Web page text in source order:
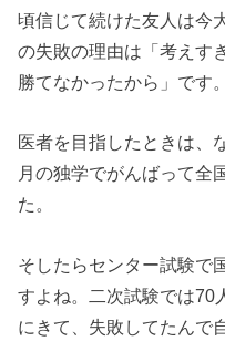
頃信じて続けた友人は今
の失敗の理由は「考えす
勝てなかったから」です。
医者を目指したときは、
月の独学でがんばって全
た。
そしたらセンター試験で
すよね。二次試験では70
にきて、失敗してたんで